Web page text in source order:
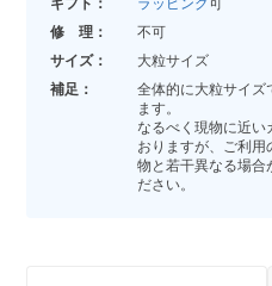
ギフト：
ラッピング可
修 理：
不可
サイズ：
大粒サイズ
補足：
全体的に大粒サイズ
ます。
なるべく現物に近い
おりますが、ご利
物と若干異なる場合
ださい。